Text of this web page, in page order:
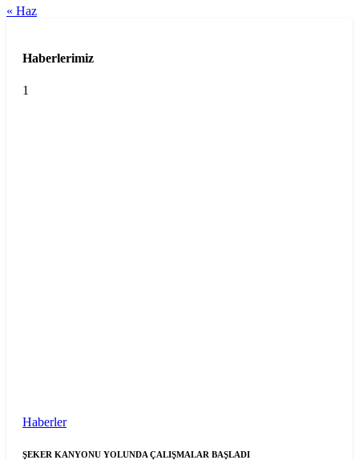
« Haz
Haberlerimiz
1
Haberler
ŞEKER KANYONU YOLUNDA ÇALIŞMALAR BAŞLADI